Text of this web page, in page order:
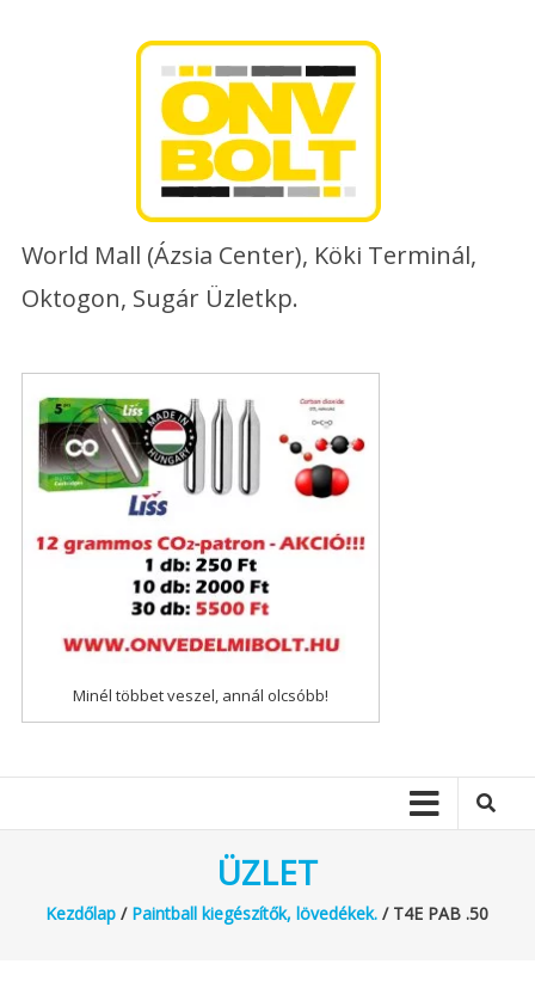
World Mall (Ázsia Center), Köki Terminál,
Oktogon, Sugár Üzletkp.
Minél többet veszel, annál olcsóbb!
ÜZLET
Kezdőlap / Paintball kiegészítők, lövedékek. / T4E PAB .50